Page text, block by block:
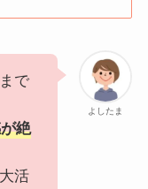
よしたま
で
絶
活